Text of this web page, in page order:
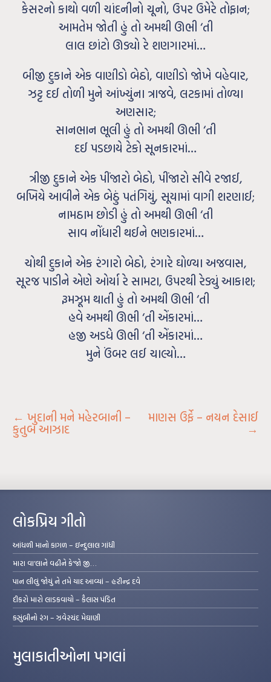
કેસરનો કાથો વળી ચાંદનીનો ચૂનો, ઉપર ઉમેરે તોફાન;
આમતેમ જોતી હું તો અમથી ઊભી ‘તી
લાલ છાંટો ઊડ્યો રે શણગારમાં…
બીજી દુકાને એક વાણીડો બેઠો, વાણીડો જોખે વહેવાર,
ઝટ્ટ દઈ તોળી મુને આંખ્યુંના ત્રાજવે, લટકામાં તોળ્યા
અણસાર;
સાનભાન ભૂલી હું તો અમથી ઊભી ‘તી
દઈ પડછાયે ટેકો સૂનકારમાં…
ત્રીજી દુકાને એક પીંજારો બેઠો, પીંજારો સીવે રજાઈ,
બખિયે આવીને એક બેઠું પતંગિયું, સૂયામાં વાગી શરણાઈ;
નામઠામ છોડી હું તો અમથી ઊભી ‘તી
સાવ નોંધારી થઈને ભણકારમાં…
ચોથી દુકાને એક રંગારો બેઠો, રંગારે ઘોળ્યા અજવાસ,
સૂરજ પાડીને એણે ઓર્યા રે સામટા, ઉપરથી રેડ્યું આકાશ;
રૂમઝૂમ થાતી હું તો અમથી ઊભી ‘તી
હવે અમથી ઊભી ‘તી એંકારમાં…
હજી અડધે ઊભી ‘તી એંકારમાં…
મુને ઉંબર લઈ ચાલ્યો…
← ખુદાની મને મહેરબાની –
કુતુબ આઝાદ
માણસ ઉર્ફે – નયન દેસાઈ
→
લોકપ્રિય ગીતો
આંધળી માનો કાગળ – ઇન્દુલાલ ગાંધી
મારા વા’લાને વઢીને કે’જો જી…
પાન લીલું જોયું ને તમે યાદ આવ્યાં – હરીન્દ્ર દવે
દીકરો મારો લાડકવાયો – કૈલાસ પંડિત
કસુંબીનો રંગ – ઝવેરચંદ મેઘાણી
મુલાકાતીઓના પગલાં